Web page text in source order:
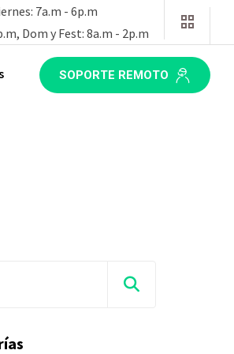
7a.m - 6p.m
Dom y Fest: 8a.m - 2p.m
SOPORTE REMOTO